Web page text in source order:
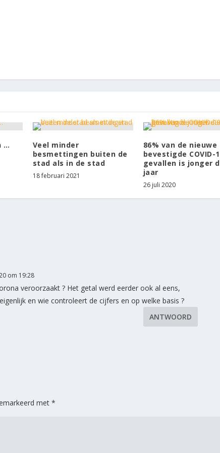
…
Veel minder
besmettingen buiten de
stad als in de stad
18 februari 2021
86% van de nieuwe
bevestigde COVID-
gevallen is jonger
jaar
26 juli 2020
om 19:28
veroorzaakt ? Het getal werd eerder ook al eens,
en wie controleert de cijfers en op welke basis ?
ANTWOORD
met*